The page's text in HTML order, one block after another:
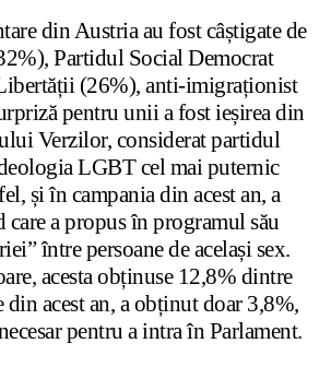
din Austria au fost câștigate de
Partidul Social Democrat
(26%), anti-imigraționist
pentru unii a fost ieșirea din
Verzilor, considerat partidul
LGBT cel mai puternic
și în campania din acest an, a
a propus în programul său
între persoane de același sex.
acesta obținuse 12,8% dintre
acest an, a obținut doar 3,8%,
pentru a intra în Parlament.